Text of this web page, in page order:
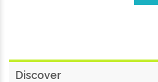
Discover